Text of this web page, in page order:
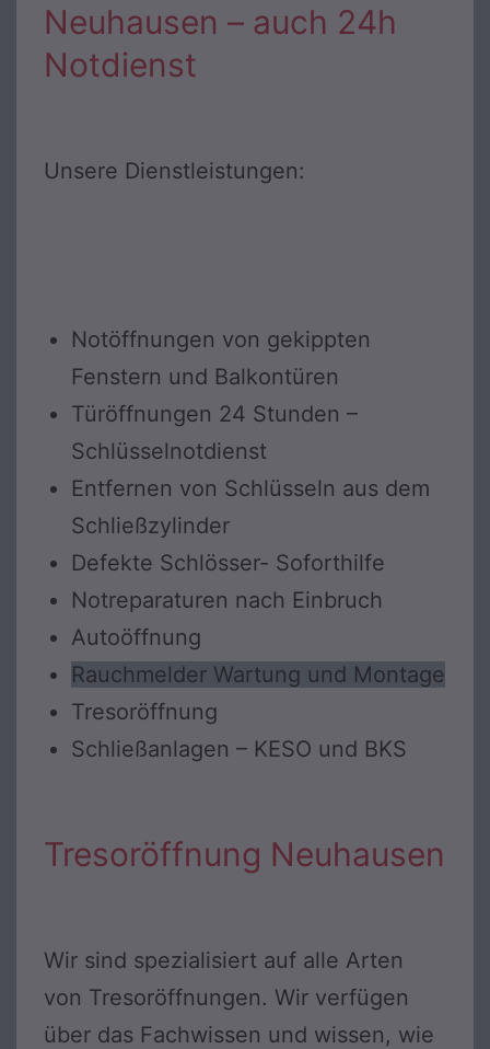
Neuhausen – auch 24h
Notdienst
Unsere Dienstleistungen:
Notöffnungen von gekippten
Fenstern und Balkontüren
Türöffnungen 24 Stunden –
Schlüsselnotdienst
Entfernen von Schlüsseln aus dem
Schließzylinder
Defekte Schlösser- Soforthilfe
Notreparaturen nach Einbruch
Autoöffnung
Rauchmelder Wartung und Montage
Tresoröffnung
Schließanlagen – KESO und BKS
Tresoröffnung Neuhausen
Wir sind spezialisiert auf alle Arten
von Tresoröffnungen. Wir verfügen
über das Fachwissen und wissen, wie